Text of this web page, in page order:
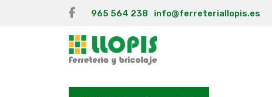
965 564 238 info@ferreteriallopis.es